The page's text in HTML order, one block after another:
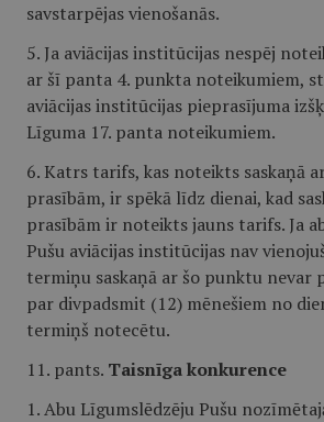
savstarpējas vienošanās.
5. Ja aviācijas institūcijas nespēj
ar šī panta 4. punkta noteikumiem,
aviācijas institūcijas pieprasījuma
Līguma 17. panta noteikumiem.
6. Katrs tarifs, kas noteikts saskaņā
prasībām, ir spēkā līdz dienai, kad
prasībām ir noteikts jauns tarifs. Ja
Pušu aviācijas institūcijas nav
termiņu saskaņā ar šo punktu nevar
par divpadsmit (12) mēnešiem no
termiņš notecētu.
11. pants. Taisnīga konkurence
1. Abu Līgumslēdzēju Pušu